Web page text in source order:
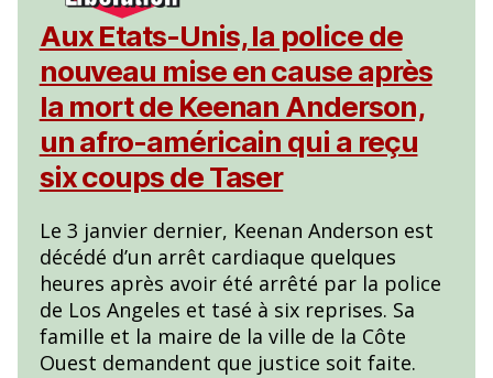
Aux Etats-Unis, la police de
nouveau mise en cause après
la mort de Keenan Anderson,
un afro-américain qui a reçu
six coups de Taser
Le 3 janvier dernier, Keenan Anderson est
décédé d’un arrêt cardiaque quelques
heures après avoir été arrêté par la police
de Los Angeles et tasé à six reprises. Sa
famille et la maire de la ville de la Côte
Ouest demandent que justice soit faite.